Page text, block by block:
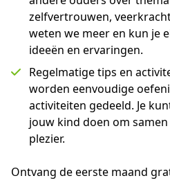
zelfvertrouwen,
weten we meer en kun je
ideeën en ervaringen.
Regelmatige tips en
worden eenvoudige
activiteiten gedeeld. Je
jouw kind doen om
plezier.
Ontvang de eerste maand